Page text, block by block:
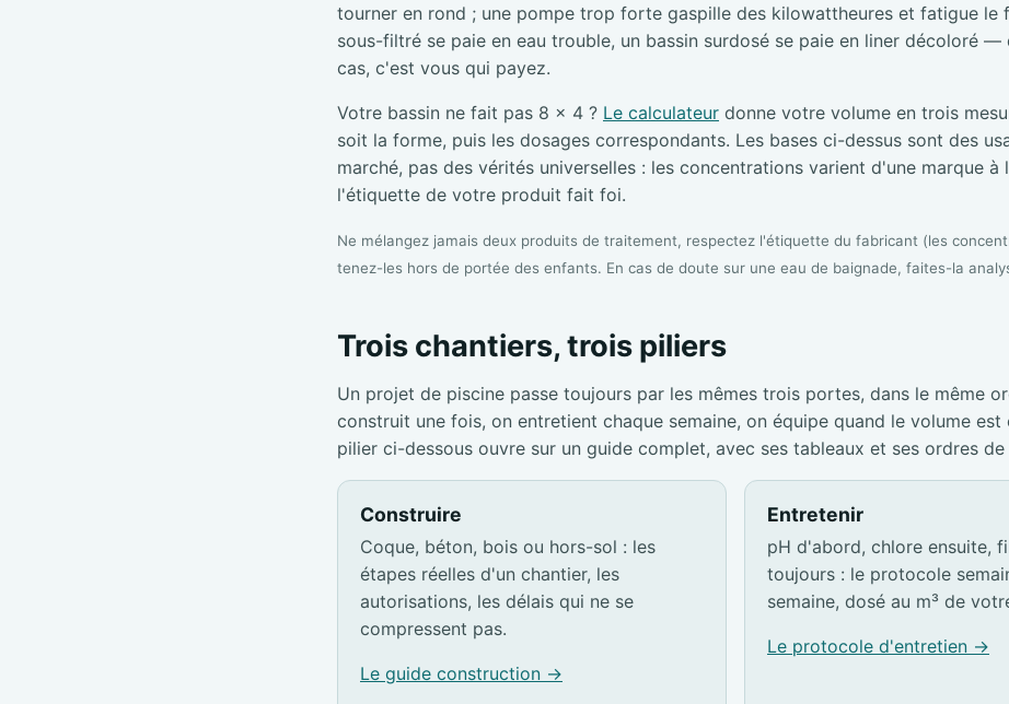
tourner en rond ; une pompe trop forte gaspille des kilowattheures et fatigue le
sous-filtré se paie en eau trouble, un bassin surdosé se paie en liner décoloré —
cas, c'est vous qui payez.
Votre bassin ne fait pas 8 × 4 ? Le calculateur donne votre volume en trois
soit la forme, puis les dosages correspondants. Les bases ci-dessus sont des
marché, pas des vérités universelles : les concentrations varient d'une marque à
l'étiquette de votre produit fait foi.
Ne mélangez jamais deux produits de traitement, respectez l'étiquette du fabricant (les
tenez-les hors de portée des enfants. En cas de doute sur une eau de baignade, faites-la
Trois chantiers, trois piliers
Un projet de piscine passe toujours par les mêmes trois portes, dans le même
construit une fois, on entretient chaque semaine, on équipe quand le volume est
pilier ci-dessous ouvre sur un guide complet, avec ses tableaux et ses ordres de
Construire
Coque, béton, bois ou hors-sol : les
étapes réelles d'un chantier, les
autorisations, les délais qui ne se
compressent pas.
Le guide construction →
Entretenir
pH d'abord, chlore ensuite,
toujours : le protocole
semaine, dosé au m³ de
Le protocole d'entretien →